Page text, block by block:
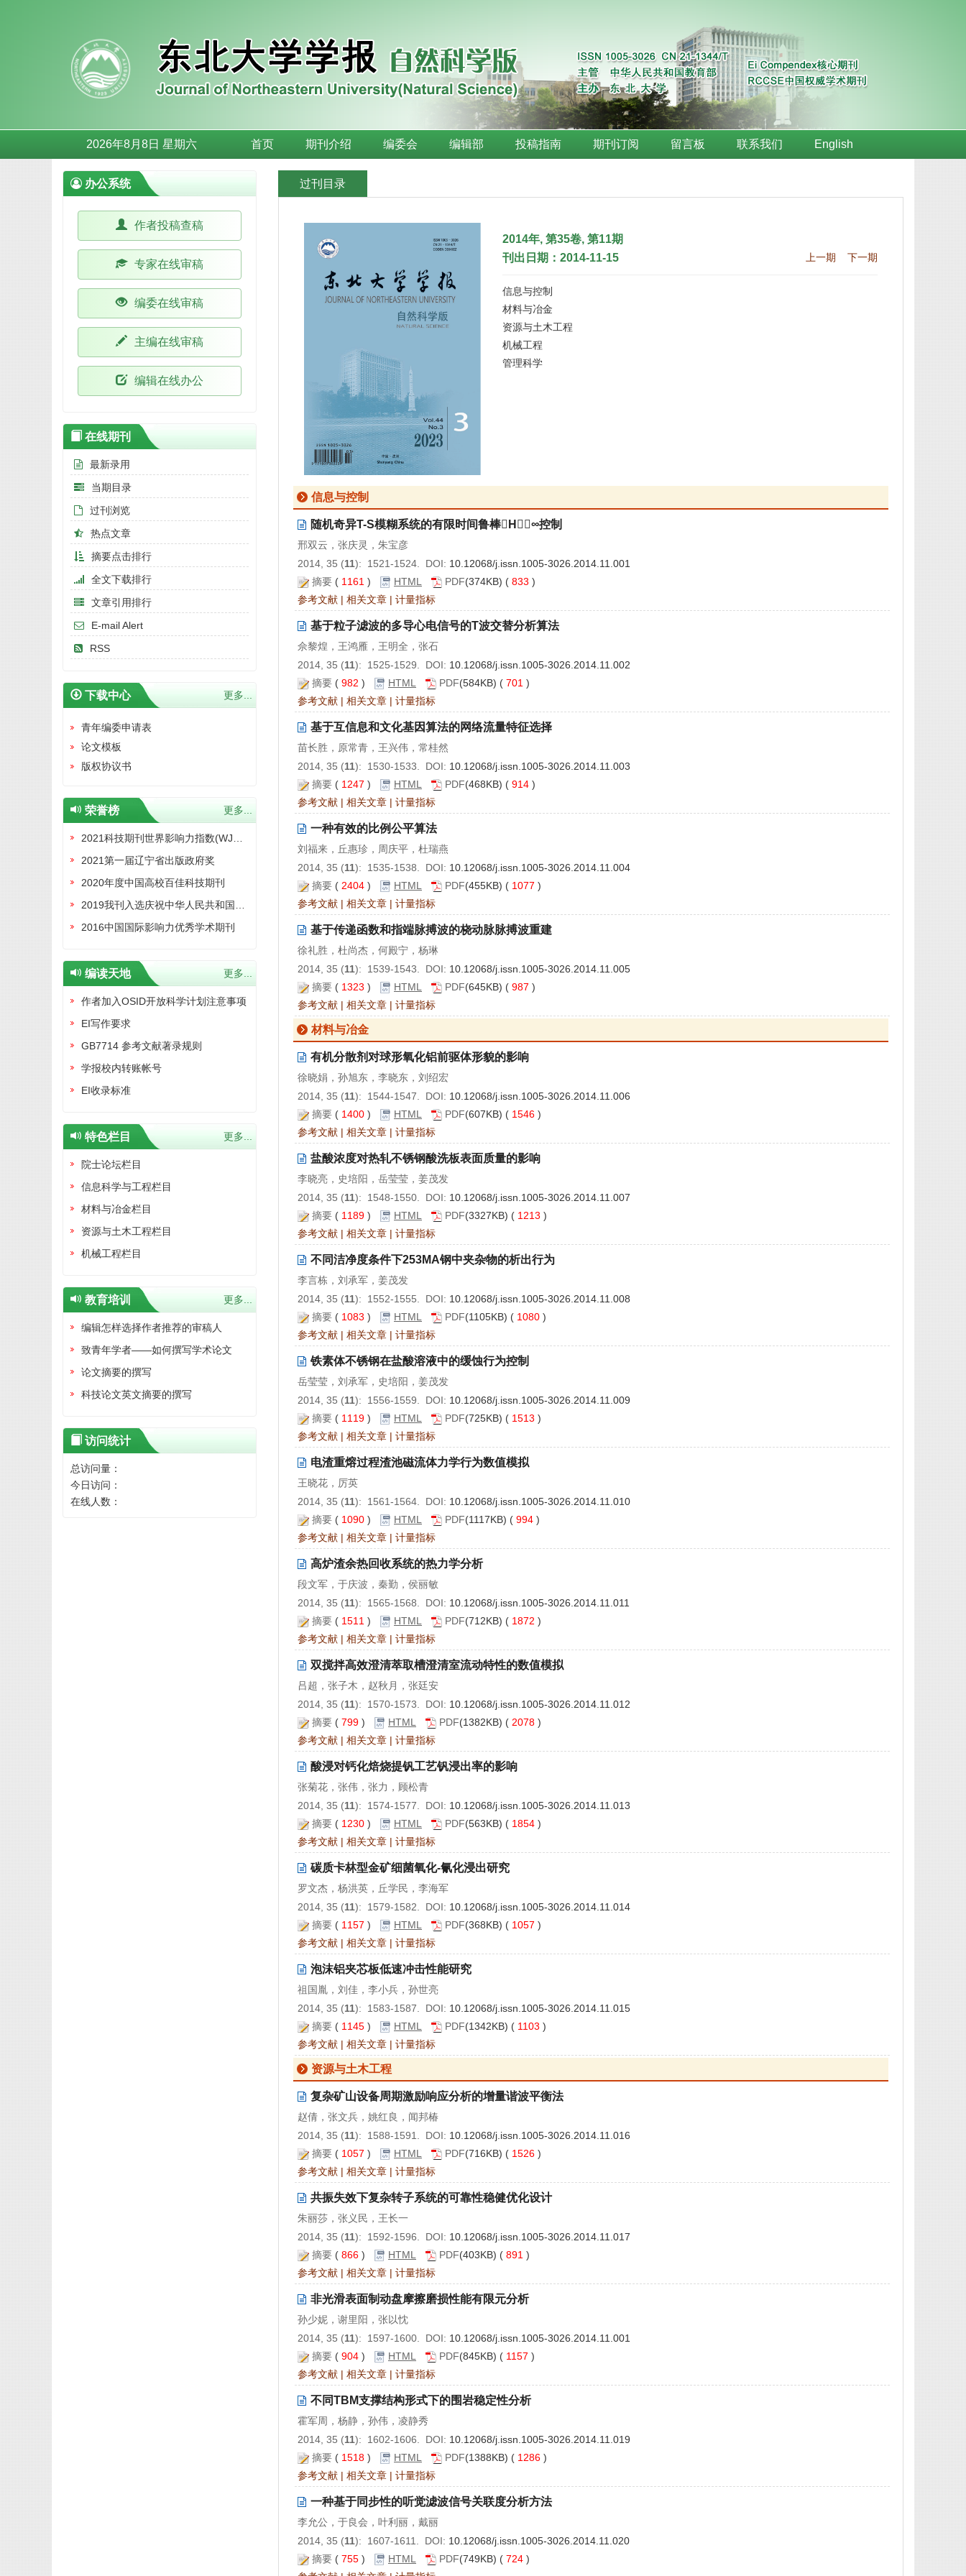
2026年8月8日 星期六 首页 期刊介绍 编委会 编辑部 投稿指南 期刊订阅 留言板 联系我们 English
过刊目录
2014年, 第35卷, 第11期
刊出日期：2014-11-15
上一期 下一期
信息与控制
材料与冶金
资源与土木工程
机械工程
管理科学
信息与控制
随机奇异T-S模糊系统的有限时间鲁棒H∞控制
邢双云，张庆灵，朱宝彦
2014, 35 (11): 1521-1524. DOI: 10.12068/j.issn.1005-3026.2014.11.001
摘要 ( 1161 ) HTML PDF(374KB) ( 833 )
参考文献 | 相关文章 | 计量指标
基于粒子滤波的多导心电信号的T波交替分析算法
佘黎煌，王鸿雁，王明全，张石
2014, 35 (11): 1525-1529. DOI: 10.12068/j.issn.1005-3026.2014.11.002
摘要 ( 982 ) HTML PDF(584KB) ( 701 )
参考文献 | 相关文章 | 计量指标
基于互信息和文化基因算法的网络流量特征选择
苗长胜，原常青，王兴伟，常桂然
2014, 35 (11): 1530-1533. DOI: 10.12068/j.issn.1005-3026.2014.11.003
摘要 ( 1247 ) HTML PDF(468KB) ( 914 )
参考文献 | 相关文章 | 计量指标
一种有效的比例公平算法
刘福来，丘惠珍，周庆平，杜瑞燕
2014, 35 (11): 1535-1538. DOI: 10.12068/j.issn.1005-3026.2014.11.004
摘要 ( 2404 ) HTML PDF(455KB) ( 1077 )
参考文献 | 相关文章 | 计量指标
基于传递函数和指端脉搏波的桡动脉脉搏波重建
徐礼胜，杜尚杰，何殿宁，杨琳
2014, 35 (11): 1539-1543. DOI: 10.12068/j.issn.1005-3026.2014.11.005
摘要 ( 1323 ) HTML PDF(645KB) ( 987 )
参考文献 | 相关文章 | 计量指标
材料与冶金
有机分散剂对球形氧化铝前驱体形貌的影响
徐晓娟，孙旭东，李晓东，刘绍宏
2014, 35 (11): 1544-1547. DOI: 10.12068/j.issn.1005-3026.2014.11.006
摘要 ( 1400 ) HTML PDF(607KB) ( 1546 )
参考文献 | 相关文章 | 计量指标
盐酸浓度对热轧不锈钢酸洗板表面质量的影响
李晓亮，史培阳，岳莹莹，姜茂发
2014, 35 (11): 1548-1550. DOI: 10.12068/j.issn.1005-3026.2014.11.007
摘要 ( 1189 ) HTML PDF(3327KB) ( 1213 )
参考文献 | 相关文章 | 计量指标
不同洁净度条件下253MA钢中夹杂物的析出行为
李言栋，刘承军，姜茂发
2014, 35 (11): 1552-1555. DOI: 10.12068/j.issn.1005-3026.2014.11.008
摘要 ( 1083 ) HTML PDF(1105KB) ( 1080 )
参考文献 | 相关文章 | 计量指标
铁素体不锈钢在盐酸溶液中的缓蚀行为控制
岳莹莹，刘承军，史培阳，姜茂发
2014, 35 (11): 1556-1559. DOI: 10.12068/j.issn.1005-3026.2014.11.009
摘要 ( 1119 ) HTML PDF(725KB) ( 1513 )
参考文献 | 相关文章 | 计量指标
电渣重熔过程渣池磁流体力学行为数值模拟
王晓花，厉英
2014, 35 (11): 1561-1564. DOI: 10.12068/j.issn.1005-3026.2014.11.010
摘要 ( 1090 ) HTML PDF(1117KB) ( 994 )
参考文献 | 相关文章 | 计量指标
高炉渣余热回收系统的热力学分析
段文军，于庆波，秦勤，侯丽敏
2014, 35 (11): 1565-1568. DOI: 10.12068/j.issn.1005-3026.2014.11.011
摘要 ( 1511 ) HTML PDF(712KB) ( 1872 )
参考文献 | 相关文章 | 计量指标
双搅拌高效澄清萃取槽澄清室流动特性的数值模拟
吕超，张子木，赵秋月，张廷安
2014, 35 (11): 1570-1573. DOI: 10.12068/j.issn.1005-3026.2014.11.012
摘要 ( 799 ) HTML PDF(1382KB) ( 2078 )
参考文献 | 相关文章 | 计量指标
酸浸对钙化焙烧提钒工艺钒浸出率的影响
张菊花，张伟，张力，顾松青
2014, 35 (11): 1574-1577. DOI: 10.12068/j.issn.1005-3026.2014.11.013
摘要 ( 1230 ) HTML PDF(563KB) ( 1854 )
参考文献 | 相关文章 | 计量指标
碳质卡林型金矿细菌氧化-氰化浸出研究
罗文杰，杨洪英，丘学民，李海军
2014, 35 (11): 1579-1582. DOI: 10.12068/j.issn.1005-3026.2014.11.014
摘要 ( 1157 ) HTML PDF(368KB) ( 1057 )
参考文献 | 相关文章 | 计量指标
泡沫铝夹芯板低速冲击性能研究
祖国胤，刘佳，李小兵，孙世亮
2014, 35 (11): 1583-1587. DOI: 10.12068/j.issn.1005-3026.2014.11.015
摘要 ( 1145 ) HTML PDF(1342KB) ( 1103 )
参考文献 | 相关文章 | 计量指标
资源与土木工程
复杂矿山设备周期激励响应分析的增量谐波平衡法
赵倩，张文兵，姚红良，闻邦椿
2014, 35 (11): 1588-1591. DOI: 10.12068/j.issn.1005-3026.2014.11.016
摘要 ( 1057 ) HTML PDF(716KB) ( 1526 )
参考文献 | 相关文章 | 计量指标
共振失效下复杂转子系统的可靠性稳健优化设计
朱丽莎，张义民，王长一
2014, 35 (11): 1592-1596. DOI: 10.12068/j.issn.1005-3026.2014.11.017
摘要 ( 866 ) HTML PDF(403KB) ( 891 )
参考文献 | 相关文章 | 计量指标
非光滑表面制动盘摩擦磨损性能有限元分析
孙少妮，谢里阳，张以忱
2014, 35 (11): 1597-1600. DOI: 10.12068/j.issn.1005-3026.2014.11.001
摘要 ( 904 ) HTML PDF(845KB) ( 1157 )
参考文献 | 相关文章 | 计量指标
不同TBM支撑结构形式下的围岩稳定性分析
霍军周，杨静，孙伟，凌静秀
2014, 35 (11): 1602-1606. DOI: 10.12068/j.issn.1005-3026.2014.11.019
摘要 ( 1518 ) HTML PDF(1388KB) ( 1286 )
参考文献 | 相关文章 | 计量指标
一种基于同步性的听觉滤波信号关联度分析方法
李允公，于良会，叶利丽，戴丽
2014, 35 (11): 1607-1611. DOI: 10.12068/j.issn.1005-3026.2014.11.020
摘要 ( 755 ) HTML PDF(749KB) ( 724 )
办公系统
作者投稿查稿
专家在线审稿
编委在线审稿
主编在线审稿
编辑在线办公
在线期刊
最新录用
当期目录
过刊浏览
热点文章
摘要点击排行
全文下载排行
文章引用排行
E-mail Alert
RSS
下载中心 更多...
青年编委申请表
论文模板
版权协议书
荣誉榜 更多...
2021第一届辽宁省出版政府奖
2020年度中国高校百佳科技期刊
2016中国国际影响力优秀学术期刊
编读天地 更多...
作者加入OSID开放科学计划注意事项
EI写作要求
GB7714 参考文献著录规则
学报校内转账帐号
EI收录标准
特色栏目 更多...
院士论坛栏目
信息科学与工程栏目
材料与冶金栏目
资源与土木工程栏目
机械工程栏目
教育培训 更多...
编辑怎样选择作者推荐的审稿人
致青年学者——如何撰写学术论文
论文摘要的撰写
科技论文英文摘要的撰写
访问统计
总访问量：
今日访问：
在线人数：